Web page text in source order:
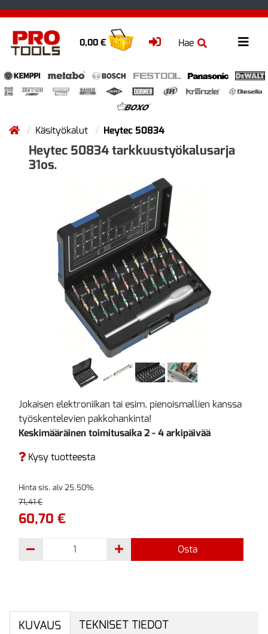
Hae
0,00 €
Käsityökalut Heytec 50834
Heytec 50834 tarkkuustyökalusarja
31os.
Jokaisen elektroniikan tai esim. pienoismallien kanssa
työskentelevien pakkohankinta!
Keskimääräinen toimitusaika 2 - 4 arkipäivää
Kysy tuotteesta
Hinta sis. alv 25.50%
71,41 €
60,70 €
Osta
KUVAUS
TEKNISET TIEDOT